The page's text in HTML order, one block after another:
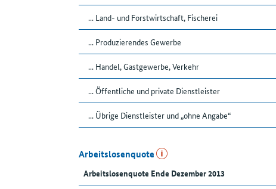
... Land- und Forstwirtschaft, Fischerei
... Produzierendes Gewerbe
... Handel, Gastgewerbe, Verkehr
... Öffentliche und private Dienstleister
... Übrige Dienstleister und „ohne Angabe“
Arbeitslosenquote
Arbeitslosenquote Ende Dezember 2013